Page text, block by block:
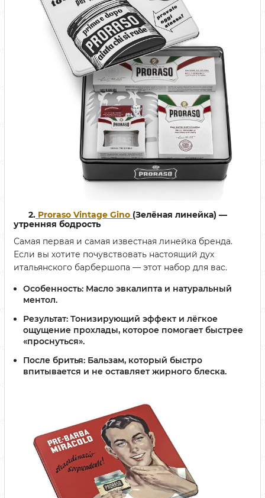
2. Proraso Vintage Gino (Зелёная линейка) —
утренняя бодрость
Самая первая и самая известная линейка бренда.
Если вы хотите почувствовать настоящий дух
итальянского барбершопа — этот набор для вас.
Особенность: Масло эвкалипта и натуральный
ментол.
Результат: Тонизирующий эффект и лёгкое
ощущение прохлады, которое помогает быстрее
«проснуться».
После бритья: Бальзам, который быстро
впитывается и не оставляет жирного блеска.